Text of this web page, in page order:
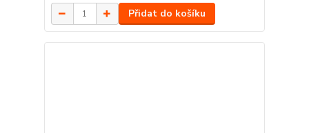
Přidat do košíku